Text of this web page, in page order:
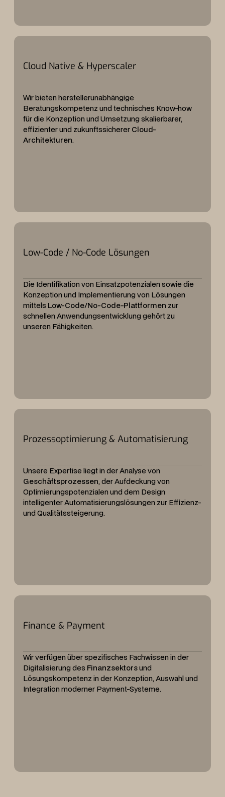
Cloud Native & Hyperscaler
Wir bieten herstellerunabhängige
Beratungskompetenz und technisches Know-how
für die Konzeption und Umsetzung skalierbarer,
effizienter und zukunftssicherer Cloud-
Architekturen.
Low-Code / No-Code Lösungen
Die Identifikation von Einsatzpotenzialen sowie die
Konzeption und Implementierung von Lösungen
mittels Low-Code/No-Code-Plattformen zur
schnellen Anwendungsentwicklung gehört zu
unseren Fähigkeiten.
Prozessoptimierung & Automatisierung
Unsere Expertise liegt in der Analyse von
Geschäftsprozessen, der Aufdeckung von
Optimierungspotenzialen und dem Design
intelligenter Automatisierungslösungen zur Effizienz-
und Qualitätssteigerung.
Finance & Payment
Wir verfügen über spezifisches Fachwissen in der
Digitalisierung des Finanzsektorsund
Lösungskompetenz in der Konzeption, Auswahl und
Integration moderner Payment-Systeme.